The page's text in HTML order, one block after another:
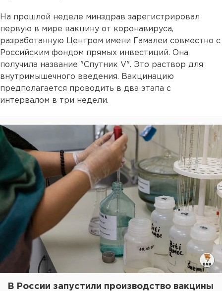
На прошлой неделе минздрав зарегистрировал
первую в мире вакцину от коронавируса,
разработанную Центром имени Гамалеи совместно с
Российским фондом прямых инвестиций. Она
получила название "Спутник V". Это раствор для
внутримышечного введения. Вакцинацию
предполагается проводить в два этапа с
интервалом в три недели.
В России запустили производство вакцины